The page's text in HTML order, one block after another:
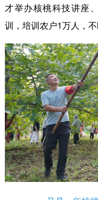
才举办核桃科技讲座
训，培训农户1万人，